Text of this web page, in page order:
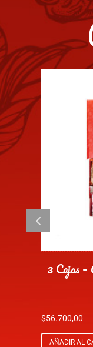
3
$29.700,00
AÑADIR